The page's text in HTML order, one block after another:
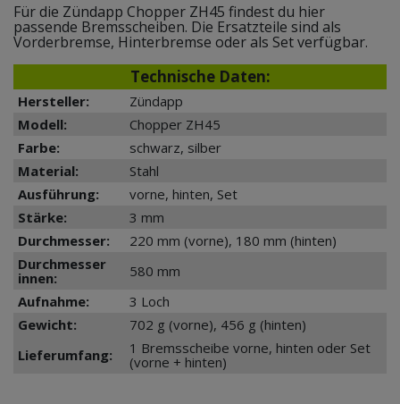
Für die Zündapp Chopper ZH45 findest du hier
passende Bremsscheiben. Die Ersatzteile sind als
Vorderbremse, Hinterbremse oder als Set verfügbar.
Technische Daten:
Hersteller:
Zündapp
Modell:
Chopper ZH45
Farbe:
schwarz, silber
Material:
Stahl
Ausführung:
vorne, hinten, Set
Stärke:
3 mm
Durchmesser:
220 mm (vorne), 180 mm (hinten)
Durchmesser
innen:
580 mm
Aufnahme:
3 Loch
Gewicht:
702 g (vorne), 456 g (hinten)
Lieferumfang:
1 Bremsscheibe vorne, hinten oder Set
(vorne + hinten)